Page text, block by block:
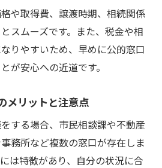
や取得費、譲渡時期、相続関係
スムーズです。また、税金や相
りやすいため、早めに公的窓口
が安心への近道です。
メリットと注意点
する場合、市民相談課や不動産
務所など複数の窓口が存在しま
は特徴があり、自分の状況に合